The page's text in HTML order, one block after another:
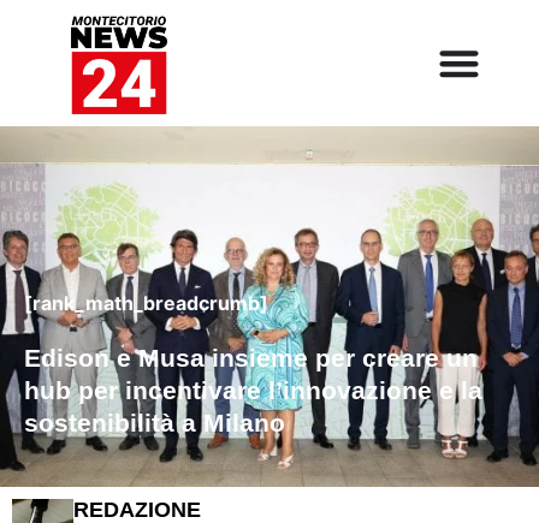
[rank_math_breadcrumb]
Edison e Musa insieme per creare un
hub per incentivare l’innovazione e la
sostenibilità a Milano
REDAZIONE